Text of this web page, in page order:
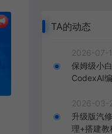
TA的动态
2026-07-
保姆级小
CodexAI
2026-03-
升级版汽
理+搭建教